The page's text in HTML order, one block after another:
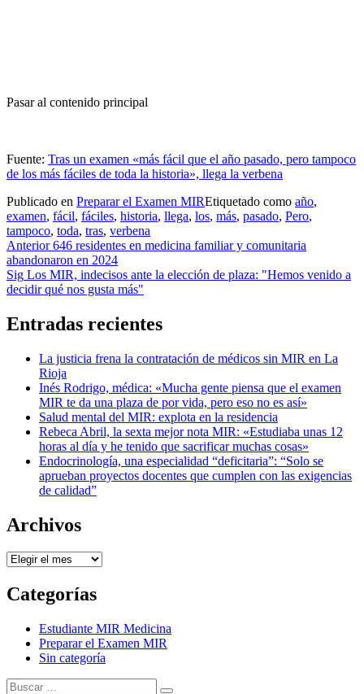
Pasar al contenido principal
Fuente: Tras un examen «más fácil que el año pasado, pero tampoco
de los más fáciles de toda la historia», llega la verbena
Publicado en Preparar el Examen MIREtiquetado como año,
examen, fácil, fáciles, historia, llega, los, más, pasado, Pero,
tampoco, toda, tras, verbena
Navegación
de
entradas
Anterior 646 residentes en medicina familiar y comunitaria
abandonaron en 2024
Sig Los MIR, indecisos ante la elección de plaza: "Hemos venido a
decidir qué nos gusta más"
Entradas recientes
La justicia frena la contratación de médicos sin MIR en La
Rioja
Inés Rodrigo, médica: «Mucha gente piensa que el examen
MIR te da una plaza de por vida, pero eso no es así»
Salud mental del MIR: explota en la residencia
Rebeca Abril, la sexta mejor nota MIR: «Estudiaba unas 12
horas al día y he tenido que sacrificar muchas cosas»
Endocrinología, una especialidad “deficitaria”: “Solo se
aprueban proyectos docentes que cumplen con las exigencias
de calidad”
Archivos
Archivos
Categorías
Estudiante MIR Medicina
Preparar el Examen MIR
Sin categoría
Buscar: